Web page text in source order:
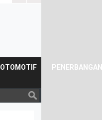
OTOMOTIF PENERBANGAN